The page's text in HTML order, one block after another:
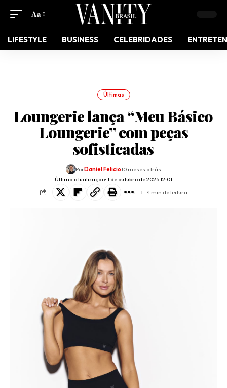
Aa
LIFESTYLE BUSINESS CELEBRIDADES
Últimas
Loungerie lança “Meu Básico
Loungerie” com peças
sofisticadas
Última atualização: 1 de outubro de 2025 12:01
PorDaniel Felicio10 meses atrás
4 min de leitura